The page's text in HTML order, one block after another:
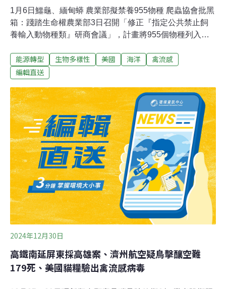
1月6日鱷龜、緬甸蟒 農業部擬禁養955物種 爬蟲協會批黑
箱：踐踏生命權農業部3日召開「修正『指定公共禁止飼
養輸入動物種類』研商會議」，計畫將955個物種列入
龜、緬甸蟒等，台灣兩棲爬蟲動物協會批評，由農業部主
管機關所擬定之「農業政策」委託「工業研究單位」進行
業單位，此作法令人難以苟同，且評估資料亦未公開，難
以不臆測為黑箱作業。爬蟲協會更提到，動保司回應可將
沒入的動物全數安樂死，並與動保團體代表開始討論安樂
死的細節。（自由時報報導）
能源轉型 生物多樣性 美國 海洋
禽流感
編輯直送
2024年12月30日
高鐵南延屏東採高雄案、濟州航空疑鳥擊釀空難
179死、美國貓糧驗出禽流感病毒